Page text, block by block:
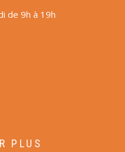
de 9h à 19h
PLUS